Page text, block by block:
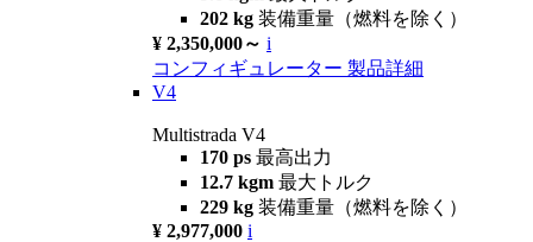
202 kg 装備重量（燃料を除く）
¥ 2,350,000～ i
コンフィギュレーター 製品詳細
V4
Multistrada V4
170 ps 最高出力
12.7 kgm 最大トルク
229 kg 装備重量（燃料を除く）
¥ 2,977,000 i